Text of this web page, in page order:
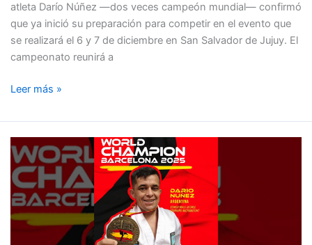
atleta Darío Núñez —dos veces campeón mundial— confirmó
que ya inició su preparación para competir en el evento que
se realizará el 6 y 7 de diciembre en San Salvador de Jujuy. El
campeonato reunirá a
Leer más »
Darío
Núñez
es
campeón
mundial